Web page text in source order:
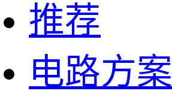
推荐
电路方案